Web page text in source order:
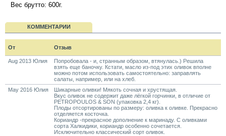
Вес брутто: 600г.
КОММЕНТАРИИ
От Отзыв
Aug 2013 Юлия
Попробовала - и, странным образом, втянулась.) Решила
взять еще баночку. Кстати, масло из-под этих оливок вполне
можно потом использовать самостоятельно: заправлять
салаты, например, или на хлеб.
May 2016 Юлия
Шикарные оливки! Мякоть сочная и хрустящая.
Вкус оливок не содержит даже лёгкой горчинки, в отличие от
PETROPOULOS & SON (упаковка 2,4 кг).
Плоды отсортированы по размеру: оливка к оливке. Прекрасно
отделяется косточка.
Кориандр -прекрасное дополнение к маринаду. С оливками
сорта Халкидики, кориандр особенно сочетается.
Исключительно классический сорт оливок.